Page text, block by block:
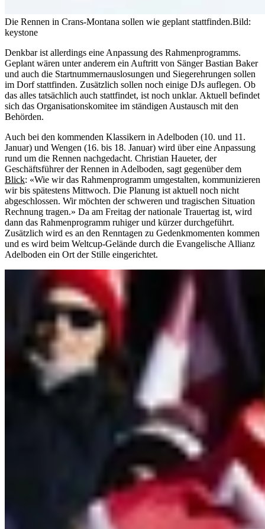
Die Rennen in Crans-Montana sollen wie geplant stattfinden.Bild:
keystone
Denkbar ist allerdings eine Anpassung des Rahmenprogramms.
Geplant wären unter anderem ein Auftritt von Sänger Bastian Baker
und auch die Startnummernauslosungen und Siegerehrungen sollen
im Dorf stattfinden. Zusätzlich sollen noch einige DJs auflegen. Ob
das alles tatsächlich auch stattfindet, ist noch unklar. Aktuell befindet
sich das Organisationskomitee im ständigen Austausch mit den
Behörden.
Auch bei den kommenden Klassikern in Adelboden (10. und 11.
Januar) und Wengen (16. bis 18. Januar) wird über eine Anpassung
rund um die Rennen nachgedacht. Christian Haueter, der
Geschäftsführer der Rennen in Adelboden, sagt gegenüber dem
Blick: «Wie wir das Rahmenprogramm umgestalten, kommunizieren
wir bis spätestens Mittwoch. Die Planung ist aktuell noch nicht
abgeschlossen. Wir möchten der schweren und tragischen Situation
Rechnung tragen.» Da am Freitag der nationale Trauertag ist, wird
dann das Rahmenprogramm ruhiger und kürzer durchgeführt.
Zusätzlich wird es an den Renntagen zu Gedenkmomenten kommen
und es wird beim Weltcup-Gelände durch die Evangelische Allianz
Adelboden ein Ort der Stille eingerichtet.